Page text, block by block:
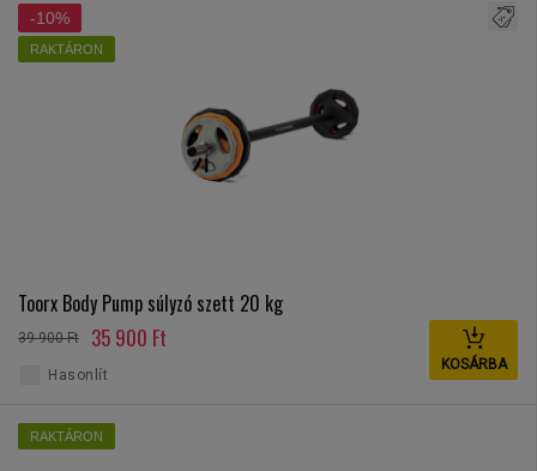
-10%
RAKTÁRON
Toorx Body Pump súlyzó szett 20 kg
39 900 Ft 35 900 Ft
KOSÁRBA
Hasonlít
RAKTÁRON